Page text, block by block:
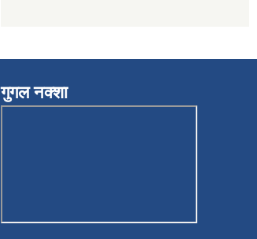
गुगल नक्शा